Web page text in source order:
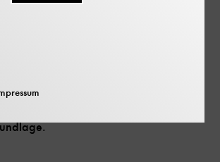
noch messen, ohne sie zu
und Empfänger können dies
einen Teil ihrer Messergebnisse
diese nicht überein, wurde die
so erzeugte Schlüssel wird
eigentliche Verschlüsselung der
– mit klassischen Verfahren, aber